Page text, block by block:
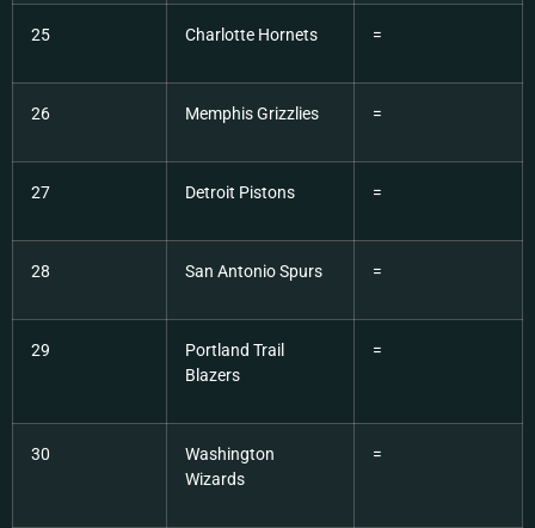
25 Charlotte Hornets =
26 Memphis Grizzlies =
27 Detroit Pistons =
28 San Antonio Spurs =
29
Portland Trail
Blazers
=
30
Washington
Wizards
=